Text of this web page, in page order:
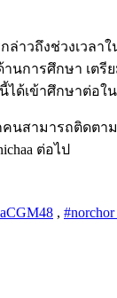
ล่าวถึงช่วงเวลา
นการศึกษา เตรีย
ได้เข้าศึกษาต่อใ
นสามารถติดตา
ต่อไป
,